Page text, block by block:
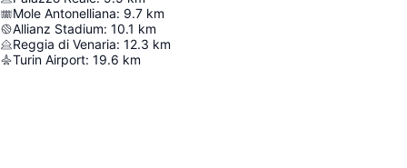
Mole Antonelliana: 9.7 km
Allianz Stadium: 10.1 km
Reggia di Venaria: 12.3 km
Turin Airport: 19.6 km